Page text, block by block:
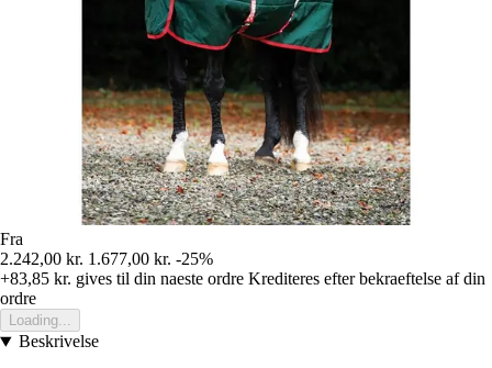
Fra
2.242,00 kr. 1.677,00 kr. -25%
+83,85 kr. gives til din naeste ordre Krediteres efter bekraeftelse af din
ordre
Loading...
Beskrivelse